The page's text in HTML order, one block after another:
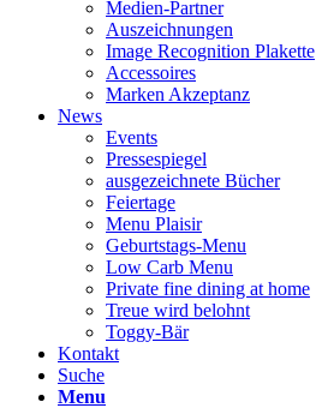
Medien-Partner
Auszeichnungen
Image Recognition Plakette
Accessoires
Marken Akzeptanz
News
Events
Pressespiegel
ausgezeichnete Bücher
Feiertage
Menu Plaisir
Geburtstags-Menu
Low Carb Menu
Private fine dining at home
Treue wird belohnt
Toggy-Bär
Kontakt
Suche
Menu